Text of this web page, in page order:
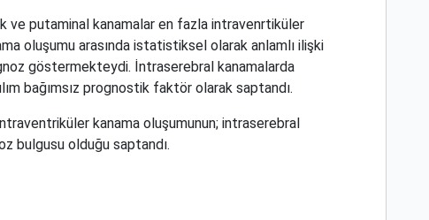
ve putaminal kanamalar en fazla intravenrtiküler
oluşumu arasında istatistiksel olarak anlamlı ilişki
göstermekteydi. İntraserebral kanamalarda
bağımsız prognostik faktör olarak saptandı.
kanama oluşumunun; intraserebral
bulgusu olduğu saptandı.